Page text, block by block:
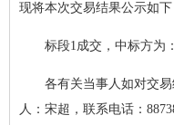
现将本次交易结果公示如下
标段1成交，中标方为
各有关当事人如对交
人：宋超，联系电话：